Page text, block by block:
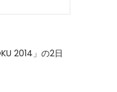
2014」の2日